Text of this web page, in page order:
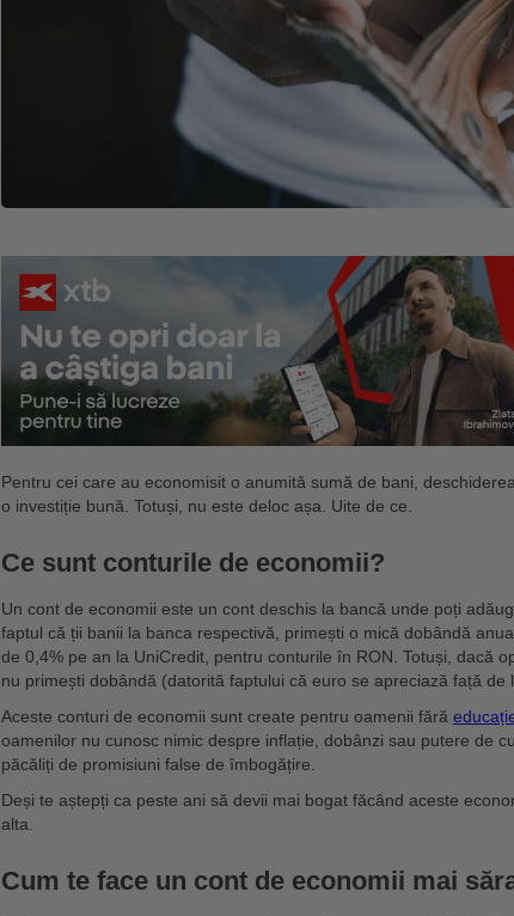
Pentru cei care au economisit o anumită sumă de bani,
o investiție bună. Totuși, nu este deloc așa. Uite de ce.
Ce sunt conturile de economii?
Un cont de economii este un cont deschis la bancă unde poți
faptul că ții banii la banca respectivă, primești o mică dobândă
de 0,4% pe an la UniCredit, pentru conturile în RON. Totuși, dacă
nu primești dobândă (datorită faptului că euro se apreciază față de
Aceste conturi de economii sunt create pentru oamenii fără
oamenilor nu cunosc nimic despre inflație, dobânzi sau putere de
păcăliți de promisiuni false de îmbogățire.
Deși te aștepți ca peste ani să devii mai bogat făcând aceste
alta.
Cum te face un cont de economii mai